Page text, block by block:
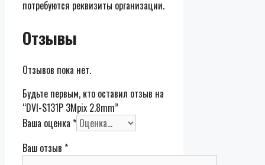
потребуются реквизиты организации.
Отзывы
Отзывов пока нет.
Будьте первым, кто оставил отзыв на
“DVI-S131P 3Mpix 2.8mm”
Ваша оценка *
Ваш отзыв *